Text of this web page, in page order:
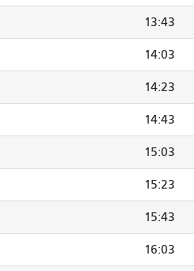
13:43
14:03
14:23
14:43
15:03
15:23
15:43
16:03